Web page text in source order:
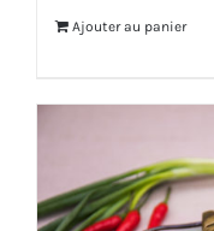
Ajouter au panier